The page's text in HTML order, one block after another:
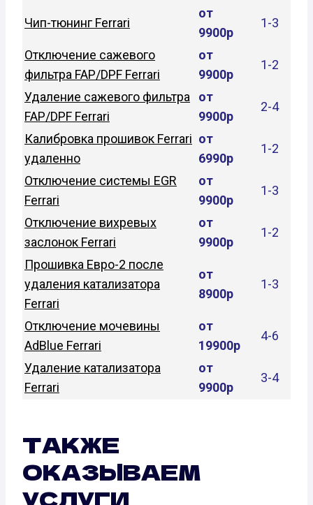
Чип-тюнинг Ferrari
от
9900р
1-3
Отключение сажевого
фильтра FAP/DPF Ferrari
от
9900р
1-2
Удаление сажевого фильтра
FAP/DPF Ferrari
от
9900р
2-4
Калибровка прошивок Ferrari
удаленно
от
6990р
1-2
Отключение системы EGR
Ferrari
от
9900р
1-3
Отключение вихревых
заслонок Ferrari
от
9900р
1-2
Прошивка Евро-2 после
удаления катализатора
Ferrari
от
8900р
1-3
Отключение мочевины
AdBlue Ferrari
от
19900р
4-6
Удаление катализатора
Ferrari
от
9900р
3-4
ТАКЖЕ
ОКАЗЫВАЕМ
УСЛУГИ